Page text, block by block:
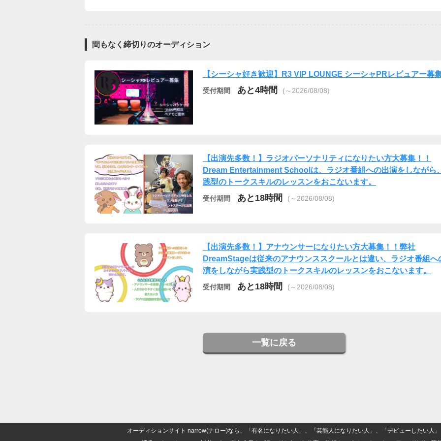
間もなく締切りのオーディション
【シーシャ好き歓迎】R3 VIP LOUNGE シーシャPRレビュアー募
受付期間 あと4時間 (～2026/08/08)
【出演先多数！】ラジオパーソナリティになりたい方大募集！！
Dream Entertainment Schoolは、ラジオ番組への出演をしながら
践型のトークスキルのレッスンをおこないます。
受付期間 あと18時間 (～2026/08/08)
【出演先多数！】アナウンサーになりたい方大募集！！弊社
DreamStageは従来のアナウンススクールとは違い、ラジオ番組へ
演をしながら実践型のトークスキルのレッスンをおこないます。
受付期間 あと18時間 (～2026/08/08)
一覧に戻る
オーディションサイト narrow(ナロー)なら、「有名になりたい人」、「芸能人になりたい人」、「デビューしたい人